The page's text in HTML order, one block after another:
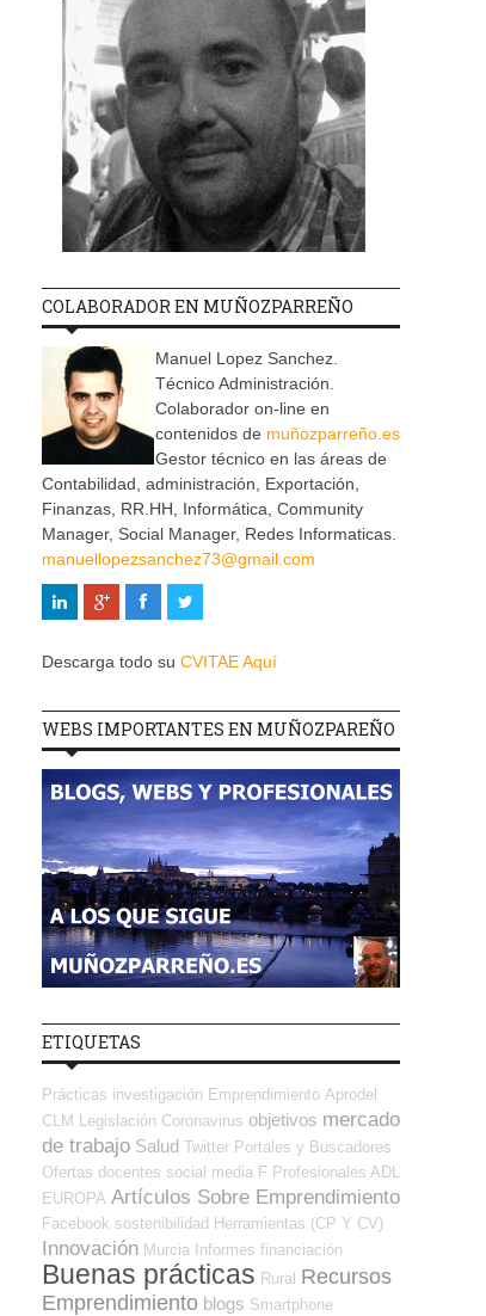
COLABORADOR EN MUÑOZPARREÑO
Manuel Lopez Sanchez.
Técnico Administración.
Colaborador on-line en
contenidos de muñozparreño.es
Gestor técnico en las áreas de
Contabilidad, administración, Exportación,
Finanzas, RR.HH, Informática, Community
Manager, Social Manager, Redes Informaticas.
manuellopezsanchez73@gmail.com
Descarga todo su CVITAE Aquí
WEBS IMPORTANTES EN MUÑOZPAREÑO
ETIQUETAS
Prácticas investigación Emprendimiento Aprodel
CLM
Legislación Coronavirus objetivos mercado
de trabajo Salud Twitter Portales y Buscadores
Ofertas docentes social media F Profesionales ADL
EUROPA Artículos Sobre Emprendimiento
Facebook sostenibilidad Herramientas (CP Y CV)
Innovación Murcia Informes financiación
Buenas prácticas Rural Recursos
Emprendimiento blogs Smartphone